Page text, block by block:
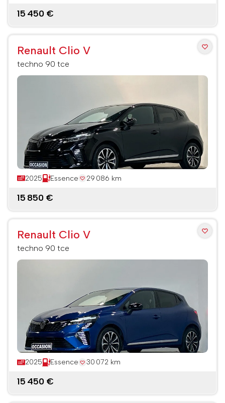
15 450 €
Renault Clio V
techno 90 tce
2025 Essence 29 086 km
15 850 €
Renault Clio V
techno 90 tce
2025 Essence 30 072 km
15 450 €